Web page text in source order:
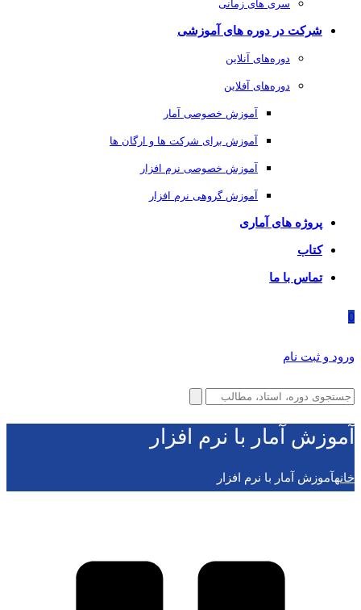
سری های زمانی
شرکت در دوره های آموزشی
دوره‌های آنلاین
دوره‌های آفلاین
آموزش خصوصی آمار
آموزش برای شرکت ها و ارگان ها
آموزش خصوصی نرم افزار
آموزش گروهی نرم افزار
پروژه های آماری
کتاب
تماس با ما
0
ورود و ثبت نام
آموزش آمار با نرم افزار
خانهآموزش آمار با نرم افزار